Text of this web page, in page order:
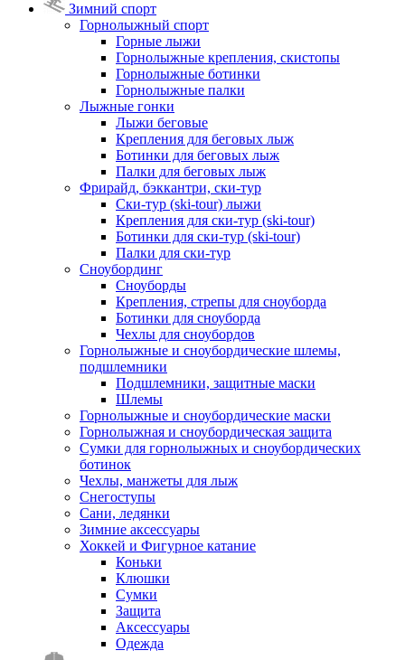
Зимний спорт
Горнолыжный спорт
Горные лыжи
Горнолыжные крепления, скистопы
Горнолыжные ботинки
Горнолыжные палки
Лыжные гонки
Лыжи беговые
Крепления для беговых лыж
Ботинки для беговых лыж
Палки для беговых лыж
Фрирайд, бэккантри, ски-тур
Ски-тур (ski-tour) лыжи
Крепления для ски-тур (ski-tour)
Ботинки для ски-тур (ski-tour)
Палки для ски-тур
Сноубординг
Сноуборды
Крепления, стрепы для сноуборда
Ботинки для сноуборда
Чехлы для сноубордов
Горнолыжные и сноубордические шлемы,
подшлемники
Подшлемники, защитные маски
Шлемы
Горнолыжные и сноубордические маски
Горнолыжная и сноубордическая защита
Сумки для горнолыжных и сноубордических
ботинок
Чехлы, манжеты для лыж
Снегоступы
Сани, ледянки
Зимние аксессуары
Хоккей и Фигурное катание
Коньки
Клюшки
Сумки
Защита
Аксессуары
Одежда